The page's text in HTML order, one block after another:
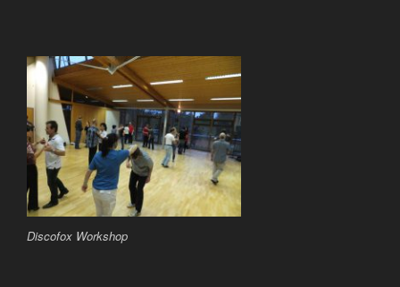
Discofox Workshop